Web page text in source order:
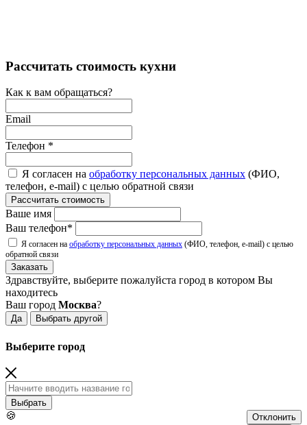
Рассчитать стоимость кухни
Как к вам обращаться?
Email
Телефон *
Я согласен на обработку персональных данных (ФИО,
телефон, e-mail) с целью обратной связи
Рассчитать стоимость
Ваше имя
Ваш телефон*
Я согласен на обработку персональных данных (ФИО, телефон, e-mail) с целью
обратной связи
Заказать
Здравствуйте, выберите пожалуйста город в котором Вы
находитесь
Ваш город Москва?
Да Выбрать другой
Выберите город
Выбрать
🍪
Отклонить